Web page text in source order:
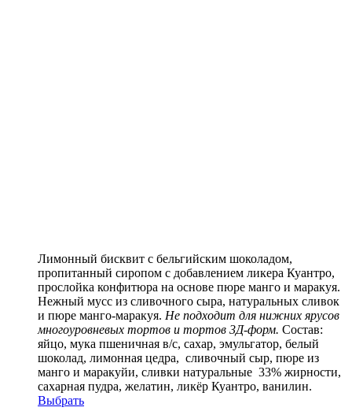
Лимонный бисквит с бельгийским шоколадом,
пропитанный сиропом с добавлением ликера Куантро,
прослойка конфитюра на основе пюре манго и маракуя.
Нежный мусс из сливочного сыра, натуральных сливок
и пюре манго-маракуя. Не подходит для нижних ярусов
многоуровневых тортов и тортов 3Д-форм. Состав:
яйцо, мука пшеничная в/с, сахар, эмульгатор, белый
шоколад, лимонная цедра, сливочный сыр, пюре из
манго и маракуйи, сливки натуральные 33% жирности,
сахарная пудра, желатин, ликёр Куантро, ванилин.
Выбрать